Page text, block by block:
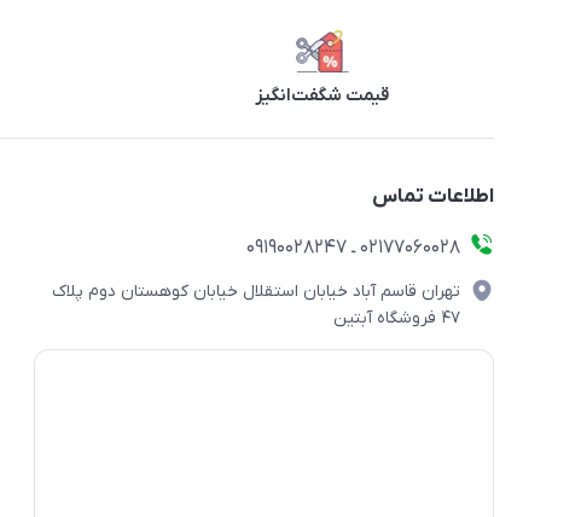
قیمت شگفت‌انگیز
اطلاعات تماس
۰۲۱۷۷۰۶۰۰۲۸ ـ ۰۹۱۹۰۰۲۸۲۴۷
تهران قاسم آباد خیابان استقلال خیابان کوهستان دوم پلاک
۴۷ فروشگاه آبتین